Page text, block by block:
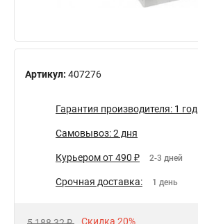
Артикул: 407276
Гарантия производителя: 1 год
Самовывоз: 2 дня
Курьером от 490 ₽ 2-3 дней
Срочная доставка: 1 день
Скидка 20%